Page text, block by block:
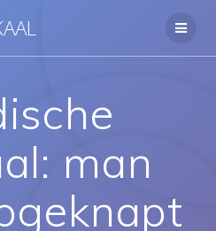
naar
man